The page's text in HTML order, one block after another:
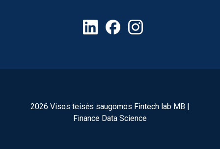
2026 Visos teisės saugomos Fintech lab MB |
Finance Data Science